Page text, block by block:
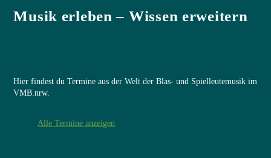
Musik erleben – Wissen erweitern
Hier findest du Termine aus der Welt der Blas- und Spielleutemusik im
VMB.nrw.
Alle Termine anzeigen